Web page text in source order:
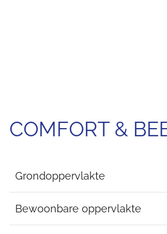
COMFORT &
Grondoppervlakte
Bewoonbare oppervlakte